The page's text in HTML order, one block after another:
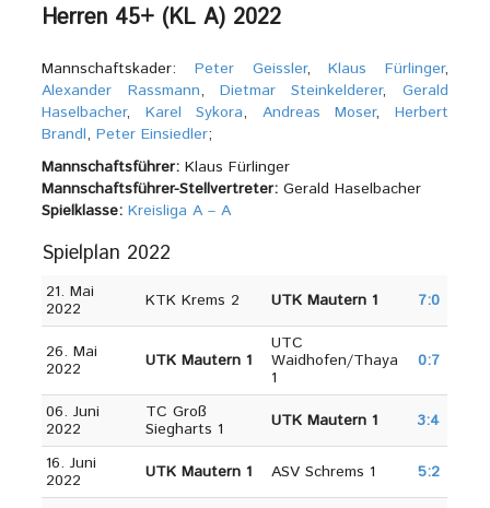
Herren 45+ (KL A) 2022
Mannschaftskader: Peter Geissler,Klaus Fürlinger,
Alexander Rassmann,Dietmar Steinkelderer, Gerald
Haselbacher, Karel Sykora, Andreas Moser, Herbert
Brandl,Peter Einsiedler;
Mannschaftsführer: Klaus Fürlinger
Mannschaftsführer-Stellvertreter: Gerald Haselbacher
Spielklasse: Kreisliga A – A
Spielplan 2022
21. Mai
2022
KTK Krems 2 UTK Mautern 1 7:0
26. Mai
2022
UTK Mautern 1
UTC
Waidhofen/Thaya
1
0:7
06. Juni
2022
TC Groß
Siegharts 1
UTK Mautern 1 3:4
16. Juni
2022
UTK Mautern 1 ASV Schrems 1
5:2